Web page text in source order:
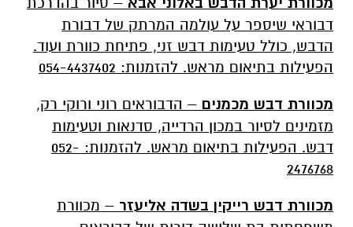
דבוראי שיספר על עולמה המרתק של דבורת
הדבש, כולל טעימות דבש זני, פתיחת כוורת ועוד.
הפעילות בתיאום מראש. להזמנות: 054-4437402
מכוורת דבש מכמנים – הדבוראים רוני ורוקי רק,
מזמינים לסיור במכון הרדייה, סדנאות וטעימות
דבש. הפעילות בתיאום מראש. להזמנות: 052-
2476768
מכוורת דבש רייקין בשדה אליעזר – מכוורת